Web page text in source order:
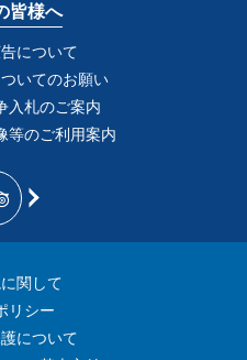
皆様へ
について
いてのお願い
入札のご案内
等のご利用案内
関して
リシー
について